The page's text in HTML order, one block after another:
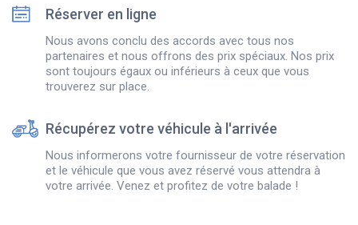
Réserver en ligne
Nous avons conclu des accords avec tous nos
partenaires et nous offrons des prix spéciaux. Nos prix
sont toujours égaux ou inférieurs à ceux que vous
trouverez sur place.
Récupérez votre véhicule à l'arrivée
Nous informerons votre fournisseur de votre réservation
et le véhicule que vous avez réservé vous attendra à
votre arrivée. Venez et profitez de votre balade !